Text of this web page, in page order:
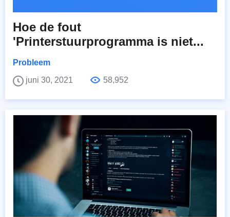
Hoe de fout
'Printerstuurprogramma is niet...
Probleem
juni 30, 2021
58,952